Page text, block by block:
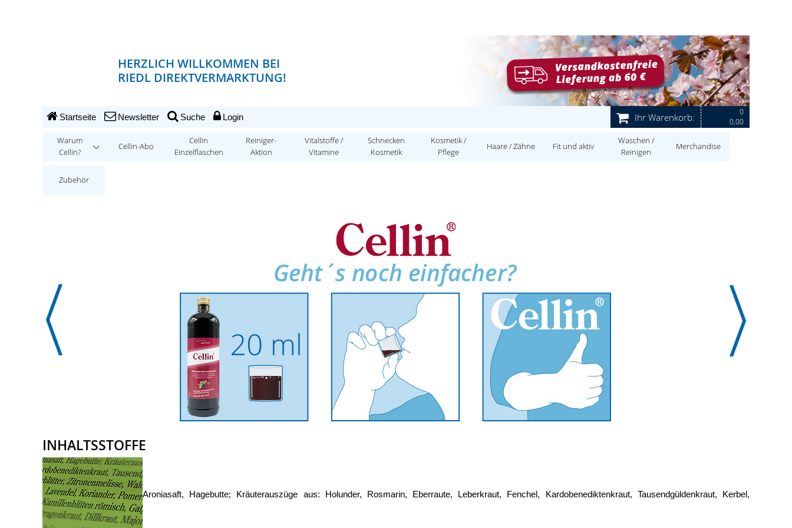
HERZLICH WILLKOMMEN BEI
RIEDL DIREKTVERMARKTUNG!
Ihr Warenkorb:
0
0,00
Startseite Newsletter Suche Login
Warum
Cellin?
Cellin-Abo
Cellin
Einzelflaschen
Reiniger-
Aktion
Vitalstoffe /
Vitamine
Schnecken
Kosmetik
Kosmetik /
Pflege
Haare / Zähne Fit und aktiv
Waschen /
Reinigen
Merchandise
Zubehör
INHALTSSTOFFE
Aroniasaft, Hagebutte; Kräuterauszüge aus: Holunder, Rosmarin, Eberraute, Leberkraut, Fenchel, Kardobenediktenkraut, Tausendgüldenkraut, Kerbel,